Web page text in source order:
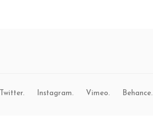
Twitter. Instagram. Vimeo. Behance.